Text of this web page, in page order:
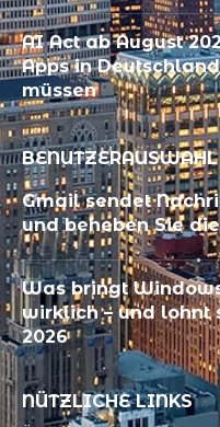
AI Act ab August
Apps in
müssen
BENUTZERAUSWAHL
Gmail sendet
und beheben Sie
Was bringt Windows
wirklich – und lohnt
2026
NÜTZLICHE LINKS